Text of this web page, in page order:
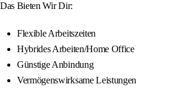
Das Bieten Wir Dir:
Flexible Arbeitszeiten
Hybrides Arbeiten/Home Office
Günstige Anbindung
Vermögenswirksame Leistungen